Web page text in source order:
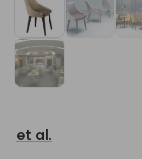
et al.